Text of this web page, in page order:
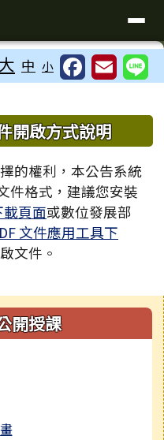
小全球資訊站
⏸
大 中 小
開啟方式說明
的權利，本公告系統
件格式，建議您安裝
頁面或數位發展部
文件應用工具下
文件。
開授課